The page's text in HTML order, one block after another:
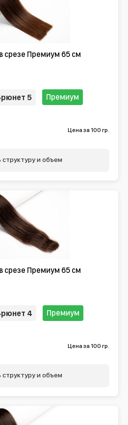
срезе Премиум 65 см
5 Премиум
Цена за 100 гр.
структуру и объем
срезе Премиум 65 см
4 Премиум
Цена за 100 гр.
структуру и объем